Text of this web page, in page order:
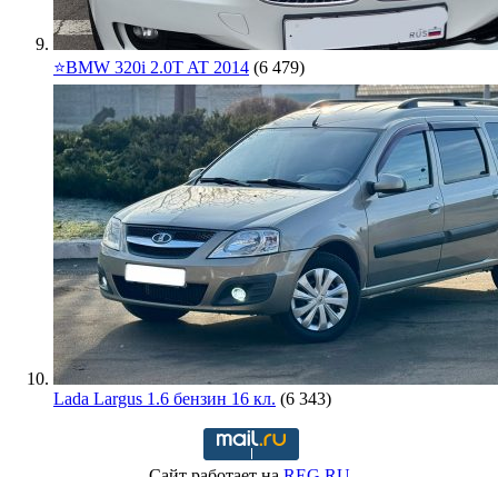
⭐️BMW 320i 2.0T AT 2014 (6 479)
Lada Largus 1.6 бензин 16 кл. (6 343)